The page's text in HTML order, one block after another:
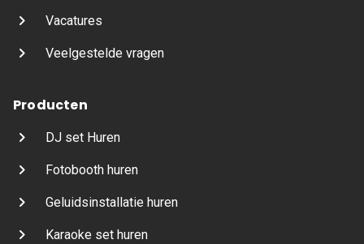
Vacatures
Veelgestelde vragen
Producten
DJ set Huren
Fotobooth huren
Geluidsinstallatie huren
Karaoke set huren